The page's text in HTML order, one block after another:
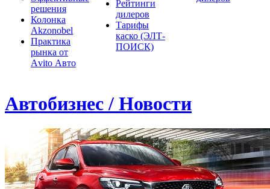
решения
Колонка
Akzonobel
Практика
рынка от
Аvito Авто
Рейтинги
дилеров
Тарифы
каско (ЭЛТ-
ПОИСК)
Автобизнес / Новости